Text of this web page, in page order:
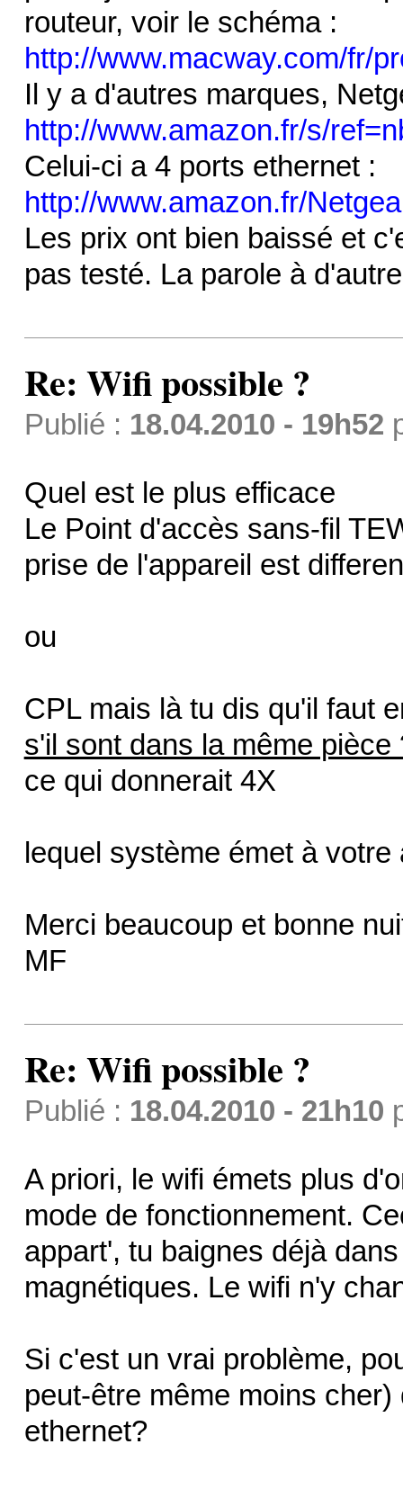
routeur, voir le schéma :
http://www.macway.com/fr/
Il y a d'autres marques,
http://www.amazon.fr/s/
Celui-ci a 4 ports ethernet :
http://www.amazon.fr/
Les prix ont bien baissé et
pas testé. La parole à
Re: Wifi possible ?
Publié : 18.04.2010 - 19h52
Quel est le plus efficace
Le Point d'accès sans-fil
prise de l'appareil est
ou
CPL mais là tu dis qu'il faut
s'il sont dans la même pièce
ce qui donnerait 4X
lequel système émet à
Merci beaucoup et bonne
MF
Re: Wifi possible ?
Publié : 18.04.2010 - 21h10
A priori, le wifi émets plus
mode de fonctionnement.
appart', tu baignes déjà
magnétiques. Le wifi n'y
Si c'est un vrai problème,
peut-être même moins
ethernet?